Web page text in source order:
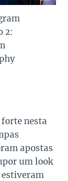
2:
forte nesta
apostas
um look
estiveram